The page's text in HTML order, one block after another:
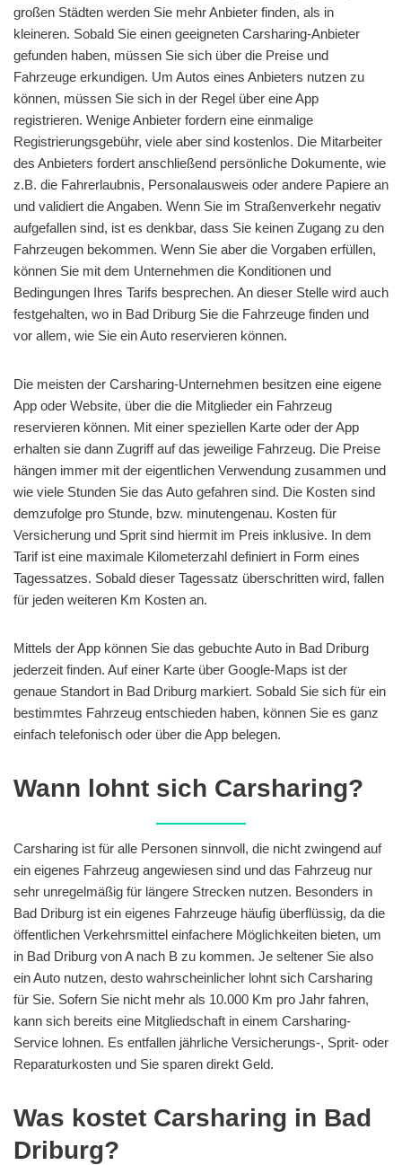
großen Städten werden Sie mehr Anbieter finden, als in
kleineren. Sobald Sie einen geeigneten Carsharing-Anbieter
gefunden haben, müssen Sie sich über die Preise und
Fahrzeuge erkundigen. Um Autos eines Anbieters nutzen zu
können, müssen Sie sich in der Regel über eine App
registrieren. Wenige Anbieter fordern eine einmalige
Registrierungsgebühr, viele aber sind kostenlos. Die Mitarbeiter
des Anbieters fordert anschließend persönliche Dokumente, wie
z.B. die Fahrerlaubnis, Personalausweis oder andere Papiere an
und validiert die Angaben. Wenn Sie im Straßenverkehr negativ
aufgefallen sind, ist es denkbar, dass Sie keinen Zugang zu den
Fahrzeugen bekommen. Wenn Sie aber die Vorgaben erfüllen,
können Sie mit dem Unternehmen die Konditionen und
Bedingungen Ihres Tarifs besprechen. An dieser Stelle wird auch
festgehalten, wo in Bad Driburg Sie die Fahrzeuge finden und
vor allem, wie Sie ein Auto reservieren können.
Die meisten der Carsharing-Unternehmen besitzen eine eigene
App oder Website, über die die Mitglieder ein Fahrzeug
reservieren können. Mit einer speziellen Karte oder der App
erhalten sie dann Zugriff auf das jeweilige Fahrzeug. Die Preise
hängen immer mit der eigentlichen Verwendung zusammen und
wie viele Stunden Sie das Auto gefahren sind. Die Kosten sind
demzufolge pro Stunde, bzw. minutengenau. Kosten für
Versicherung und Sprit sind hiermit im Preis inklusive. In dem
Tarif ist eine maximale Kilometerzahl definiert in Form eines
Tagessatzes. Sobald dieser Tagessatz überschritten wird, fallen
für jeden weiteren Km Kosten an.
Mittels der App können Sie das gebuchte Auto in Bad Driburg
jederzeit finden. Auf einer Karte über Google-Maps ist der
genaue Standort in Bad Driburg markiert. Sobald Sie sich für ein
bestimmtes Fahrzeug entschieden haben, können Sie es ganz
einfach telefonisch oder über die App belegen.
Wann lohnt sich Carsharing?
Carsharing ist für alle Personen sinnvoll, die nicht zwingend auf
ein eigenes Fahrzeug angewiesen sind und das Fahrzeug nur
sehr unregelmäßig für längere Strecken nutzen. Besonders in
Bad Driburg ist ein eigenes Fahrzeuge häufig überflüssig, da die
öffentlichen Verkehrsmittel einfachere Möglichkeiten bieten, um
in Bad Driburg von A nach B zu kommen. Je seltener Sie also
ein Auto nutzen, desto wahrscheinlicher lohnt sich Carsharing
für Sie. Sofern Sie nicht mehr als 10.000 Km pro Jahr fahren,
kann sich bereits eine Mitgliedschaft in einem Carsharing-
Service lohnen. Es entfallen jährliche Versicherungs-, Sprit- oder
Reparaturkosten und Sie sparen direkt Geld.
Was kostet Carsharing in Bad
Driburg?